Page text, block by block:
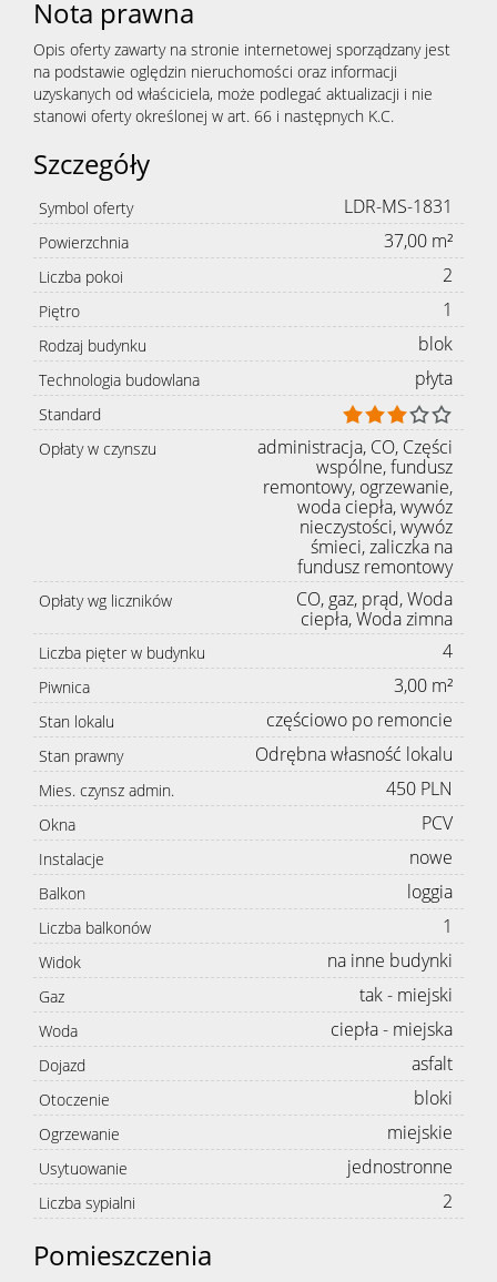
Nota prawna
Opis oferty zawarty na stronie internetowej sporządzany jest
na podstawie oględzin nieruchomości oraz informacji
uzyskanych od właściciela, może podlegać aktualizacji i nie
stanowi oferty określonej w art. 66 i następnych K.C.
Szczegóły
Symbol oferty LDR-MS-1831
Powierzchnia 37,00 m²
Liczba pokoi 2
Piętro 1
Rodzaj budynku blok
Technologia budowlana płyta
Standard
Opłaty w czynszu
administracja, CO, Części
wspólne, fundusz
remontowy, ogrzewanie,
woda ciepła, wywóz
nieczystości, wywóz
śmieci, zaliczka na
fundusz remontowy
Opłaty wg liczników
CO, gaz, prąd, Woda
ciepła, Woda zimna
Liczba pięter w budynku 4
Piwnica 3,00 m²
Stan lokalu częściowo po remoncie
Stan prawny Odrębna własność lokalu
Mies. czynsz admin. 450 PLN
Okna PCV
Instalacje nowe
Balkon loggia
Liczba balkonów 1
Widok na inne budynki
Gaz tak - miejski
Woda ciepła - miejska
Dojazd asfalt
Otoczenie bloki
Ogrzewanie miejskie
Usytuowanie jednostronne
Liczba sypialni 2
Pomieszczenia